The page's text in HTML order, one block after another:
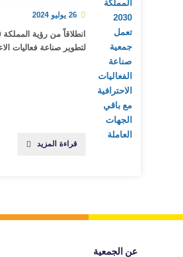
26 يوليو 2024
لتطوير صناعة فعاليات
قراءة المزيد
عن الجمعية